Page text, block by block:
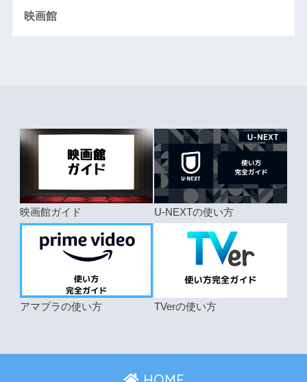
映画館
映画館ガイド U-NEXTの使い方
アマプラの使い方 TVerの使い方